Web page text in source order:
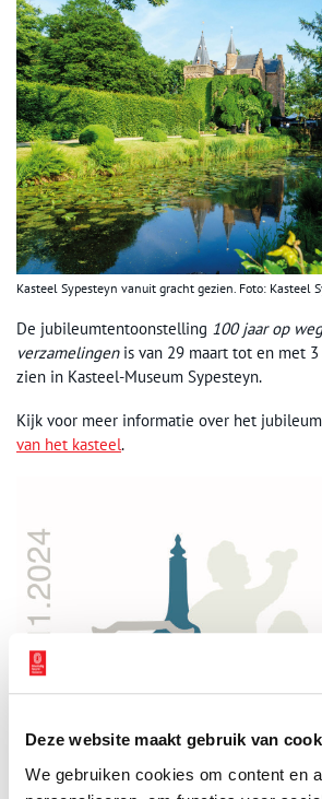
Deze website maakt gebruik van
We gebruiken cookies om content en
Kasteel Sypesteyn vanuit gracht gezien. Foto: Kasteel
De jubileumtentoonstelling 100 jaar op
verzamelingenis van 29 maart tot en met
zien in Kasteel-Museum Sypesteyn.
Kijk voor meer informatie over het
van het kasteel.